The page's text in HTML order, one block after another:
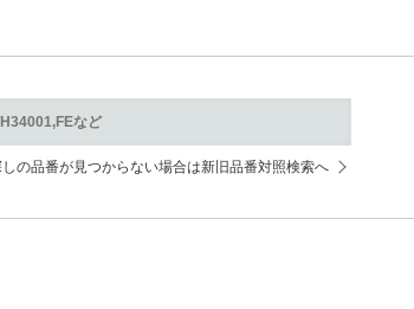
しの品番が見つからない場合は新旧品番対照検索へ